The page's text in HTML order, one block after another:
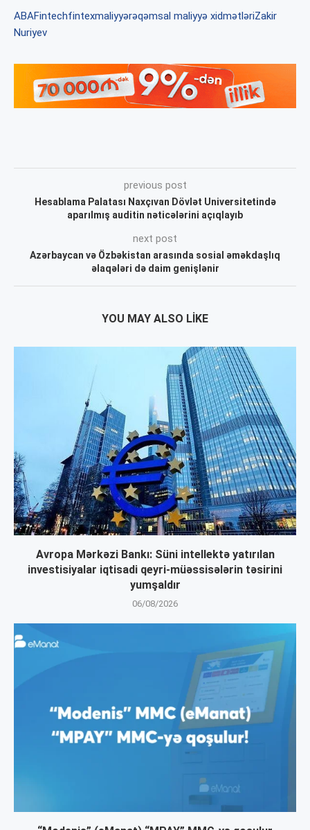
ABAFintechfintexmaliyyərəqəmsal maliyyə xidmətləriZakir
Nuriyev
previous post
Hesablama Palatası Naxçıvan Dövlət Universitetində
aparılmış auditin nəticələrini açıqlayıb
next post
Azərbaycan və Özbəkistan arasında sosial əməkdaşlıq
əlaqələri də daim genişlənir
YOU MAY ALSO LIKE
Avropa Mərkəzi Bankı: Süni intellektə yatırılan
investisiyalar iqtisadi qeyri-müəssisələrin təsirini
yumşaldır
06/08/2026